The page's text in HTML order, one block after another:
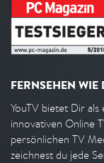
FERNSEHEN WIE
YouTV bietet Dir als
innovativen Online
persönlichen TV
zeichnest du jede